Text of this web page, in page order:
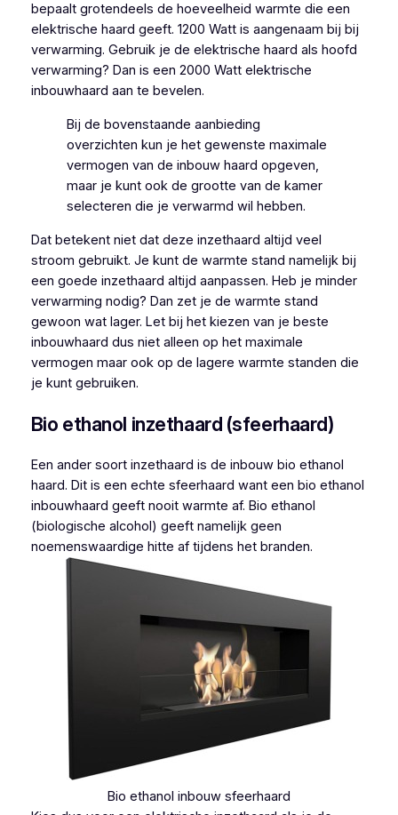
bepaalt grotendeels de hoeveelheid warmte die een
elektrische haard geeft. 1200 Watt is aangenaam bij bij
verwarming. Gebruik je de elektrische haard als hoofd
verwarming? Dan is een 2000 Watt elektrische
inbouwhaard aan te bevelen.
Bij de bovenstaande aanbieding
overzichten kun je het gewenste maximale
vermogen van de inbouw haard opgeven,
maar je kunt ook de grootte van de kamer
selecteren die je verwarmd wil hebben.
Dat betekent niet dat deze inzethaard altijd veel
stroom gebruikt. Je kunt de warmte stand namelijk bij
een goede inzethaard altijd aanpassen. Heb je minder
verwarming nodig? Dan zet je de warmte stand
gewoon wat lager. Let bij het kiezen van je beste
inbouwhaard dus niet alleen op het maximale
vermogen maar ook op de lagere warmte standen die
je kunt gebruiken.
Bio ethanol inzethaard (sfeerhaard)
Een ander soort inzethaard is de inbouw bio ethanol
haard. Dit is een echte sfeerhaard want een bio ethanol
inbouwhaard geeft nooit warmte af. Bio ethanol
(biologische alcohol) geeft namelijk geen
noemenswaardige hitte af tijdens het branden.
Bio ethanol inbouw sfeerhaard